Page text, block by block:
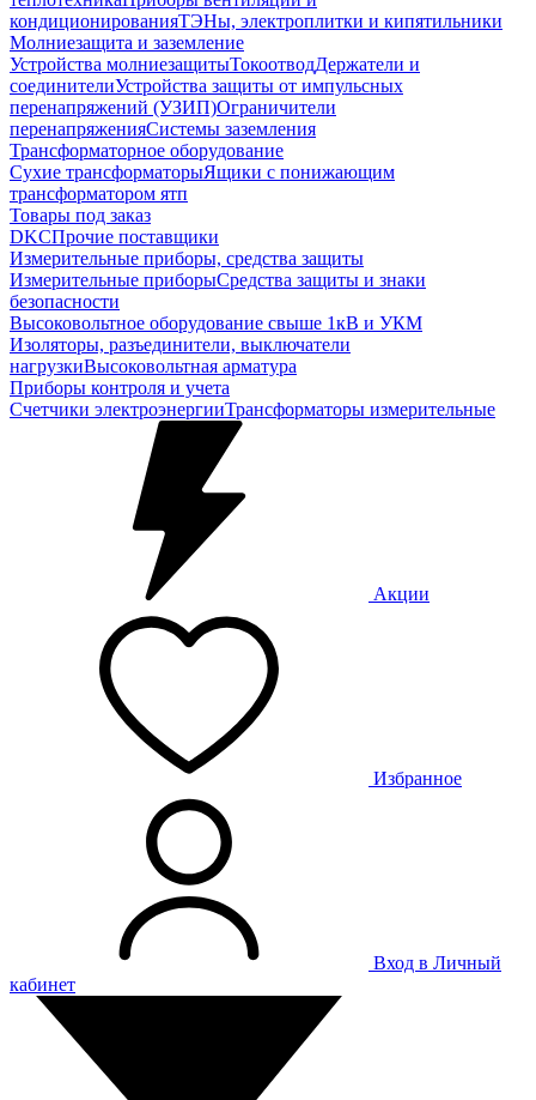
кондиционированияТЭНы, электроплитки и кипятильники
Молниезащита и заземление
Устройства молниезащитыТокоотводДержатели и
соединителиУстройства защиты от импульсных
перенапряжений (УЗИП)Ограничители
перенапряженияСистемы заземления
Трансформаторное оборудование
Сухие трансформаторыЯщики с понижающим
трансформатором ятп
Товары под заказ
DKCПрочие поставщики
Измерительные приборы, средства защиты
Измерительные приборыСредства защиты и знаки
безопасности
Высоковольтное оборудование свыше 1кВ и УКМ
Изоляторы, разъединители, выключатели
нагрузкиВысоковольтная арматура
Приборы контроля и учета
Счетчики электроэнергииТрансформаторы измерительные
Акции
Избранное
Вход в Личный
кабинет